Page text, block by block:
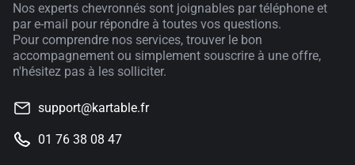
Nos experts chevronnés sont joignables par téléphone et
par e-mail pour répondre à toutes vos questions.
Pour comprendre nos services, trouver le bon
accompagnement ou simplement souscrire à une offre,
n'hésitez pas à les solliciter.
support@kartable.fr
01 76 38 08 47